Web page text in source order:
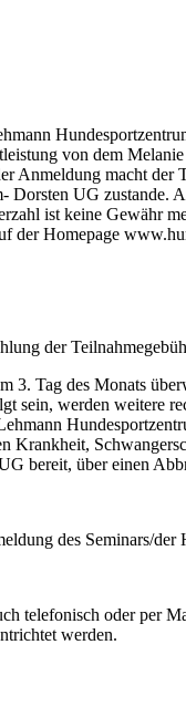
von dem
Anmeldung macht
Dorsten UG zustande.
ist keine Gewähr
der Homepage
der
3. Tag des Monats
sein, werden weitere
Krankheit,
bereit, über einen
des Seminars/
telefonisch oder per
werden.